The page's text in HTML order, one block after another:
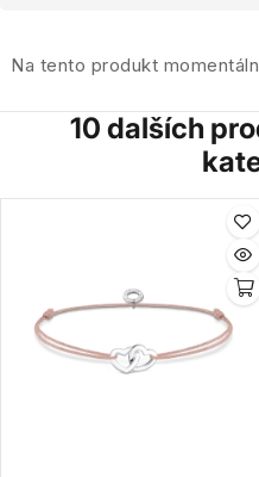
Na tento produkt
10 dalších